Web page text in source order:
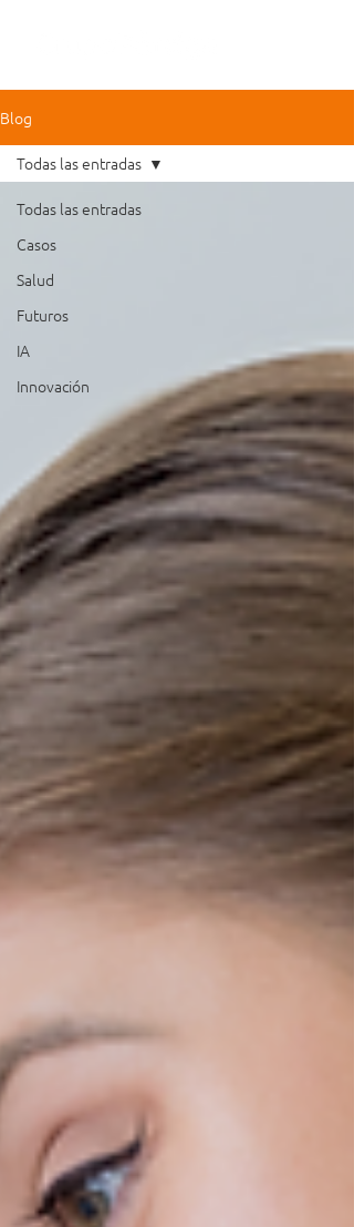
Blog
Todas las entradas
Casos
Salud
Futuros
IA
Innovación
Todas las entradas